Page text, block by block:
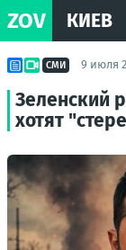
ZOV КИЕВ
СМИ 9 июля
Зеленский
хотят